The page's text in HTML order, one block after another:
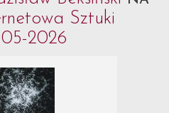
Sztuki
05-2026